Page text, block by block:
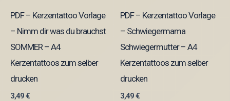
PDF – Kerzentattoo Vorlage
– Nimm dir was du brauchst
SOMMER – A4
Kerzentattoos zum selber
drucken
3,49€
PDF – Kerzentattoo Vorlage
– Schwiegermama
Schwiegermutter – A4
Kerzentattoos zum selber
drucken
3,49€